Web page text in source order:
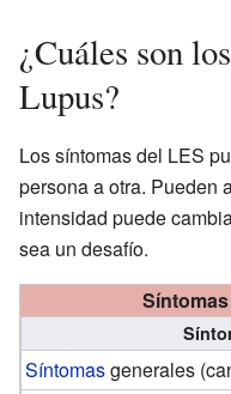
¿Cuáles son
Lupus?
Los síntomas del LES
persona a otra. Pueden
intensidad puede
sea un desafío.
Síntomasgenerales